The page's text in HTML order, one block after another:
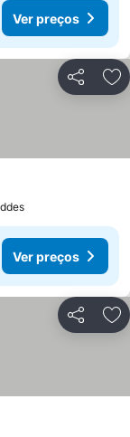
Ver preços
Partilhar
Ver preços
Partilhar